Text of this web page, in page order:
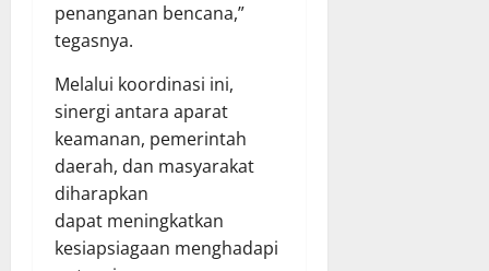
penanganan bencana,”
tegasnya.
Melalui koordinasi ini,
sinergi antara aparat
keamanan, pemerintah
daerah, dan masyarakat
diharapkan
dapat meningkatkan
kesiapsiagaan menghadapi